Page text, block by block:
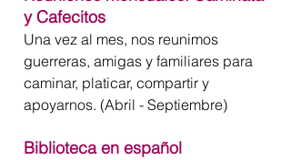
y Cafecitos
Una vez al mes, nos reunimos
guerreras, amigas y familiares para
caminar, platicar, compartir y
apoyarnos. (Abril - Septiembre)
Biblioteca en español